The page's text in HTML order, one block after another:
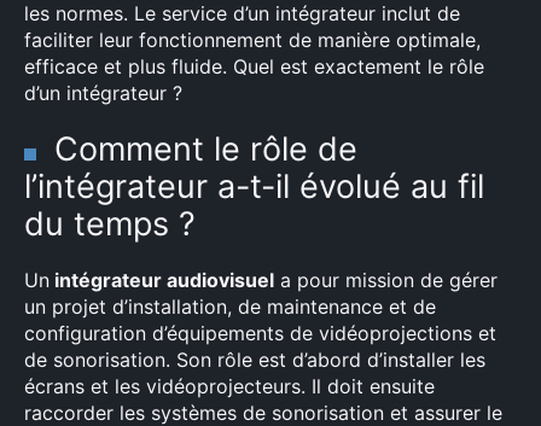
les normes. Le service d’un intégrateur inclut de
faciliter leur fonctionnement de manière optimale,
efficace et plus fluide. Quel est exactement le rôle
d’un intégrateur ?
Comment le rôle de
l’intégrateur a-t-il évolué au fil
du temps ?
Un intégrateur audiovisuel a pour mission de gérer
un projet d’installation, de maintenance et de
configuration d’équipements de vidéoprojections et
de sonorisation. Son rôle est d’abord d’installer les
écrans et les vidéoprojecteurs. Il doit ensuite
raccorder les systèmes de sonorisation et assurer le